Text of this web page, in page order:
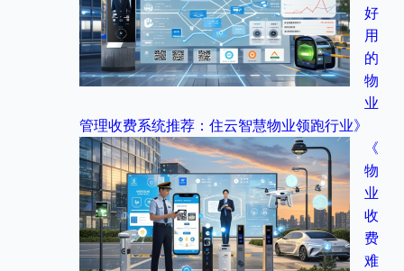
好
用
的
物
业
管理收费系统推荐：住云智慧物业领跑行业》
《
物
业
收
费
难